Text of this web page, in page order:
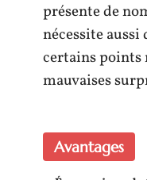
présente de
nécessite
certains points
mauvaises
Avantages